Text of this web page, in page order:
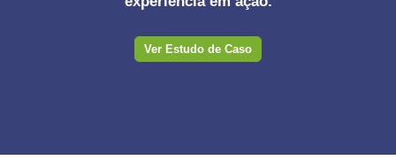
Ver Estudo de Caso